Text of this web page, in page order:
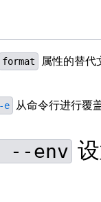
format
属性的替代
e 从命令行进行覆盖
--env